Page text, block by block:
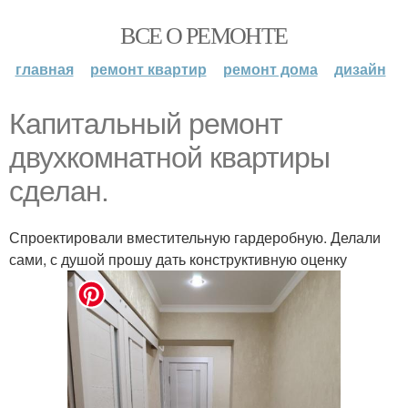
ВСЕ О РЕМОНТЕ
главная ремонт квартир ремонт дома дизайн
Капитальный ремонт
двухкомнатной квартиры
сделан.
Спроектировали вместительную гардеробную. Делали
сами, с душой прошу дать конструктивную оценку